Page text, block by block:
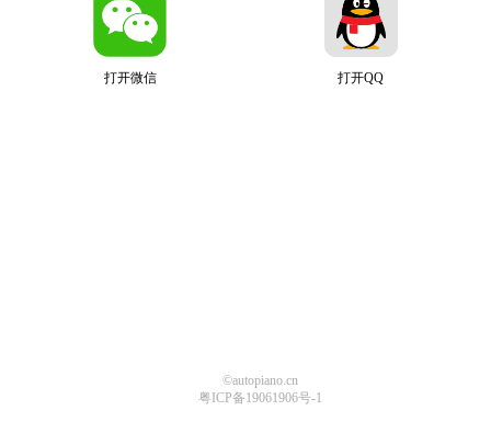
打开微信 打开QQ
©autopiano.cn
粤ICP备19061906号-1